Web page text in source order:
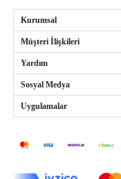
Kurumsal
Müşteri İlişkileri
Yardım
Sosyal Medya
Uygulamalar